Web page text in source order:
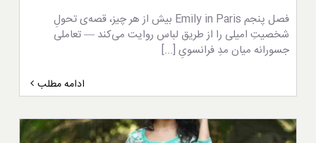
فصل پنجم Emily in Paris بیش از هر چیز، قصه‌ی تحولِ
شخصیتِ امیلی را از طریق لباس روایت می‌کند — تعاملی
جسورانه میان مدِ فرانسویِ [...]
ادامه مطلب